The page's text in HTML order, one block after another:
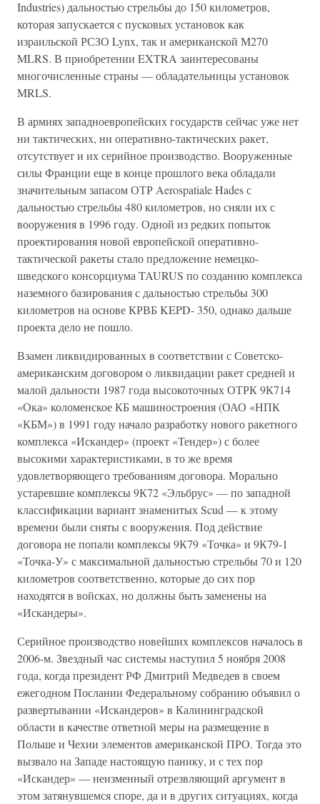
Industries) дальностью стрельбы до 150 километров,
которая запускается с пусковых установок как
израильской РСЗО Lynx, так и американской М270
MLRS. В приобретении EXTRA заинтересованы
многочисленные страны — обладательницы установок
MRLS.
В армиях западноевропейских государств сейчас уже нет
ни тактических, ни оперативно-тактических ракет,
отсутствует и их серийное производство. Вооруженные
силы Франции еще в конце прошлого века обладали
значительным запасом ОТР Aerospatiale Hades с
дальностью стрельбы 480 километров, но сняли их с
вооружения в 1996 году. Одной из редких попыток
проектирования новой европейской оперативно-
тактической ракеты стало предложение немецко-
шведского консорциума TAURUS по созданию комплекса
наземного базирования с дальностью стрельбы 300
километров на основе КРВБ KEPD- 350, однако дальше
проекта дело не пошло.
Взамен ликвидированных в соответствии с Советско-
американским договором о ликвидации ракет средней и
малой дальности 1987 года высокоточных ОТРК 9К714
«Ока» коломенское КБ машиностроения (ОАО «НПК
«КБМ») в 1991 году начало разработку нового ракетного
комплекса «Искандер» (проект «Тендер») с более
высокими характеристиками, в то же время
удовлетворяющего требованиям договора. Морально
устаревшие комплексы 9К72 «Эльбрус» — по западной
классификации вариант знаменитых Scud — к этому
времени были сняты с вооружения. Под действие
договора не попали комплексы 9К79 «Точка» и 9К79-1
«Точка-У» с максимальной дальностью стрельбы 70 и 120
километров соответственно, которые до сих пор
находятся в войсках, но должны быть заменены на
«Искандеры».
Серийное производство новейших комплексов началось в
2006-м. Звездный час системы наступил 5 ноября 2008
года, когда президент РФ Дмитрий Медведев в своем
ежегодном Послании Федеральному собранию объявил о
развертывании «Искандеров» в Калининградской
области в качестве ответной меры на размещение в
Польше и Чехии элементов американской ПРО. Тогда это
вызвало на Западе настоящую панику, и с тех пор
«Искандер» — неизменный отрезвляющий аргумент в
этом затянувшемся споре, да и в других ситуациях, когда